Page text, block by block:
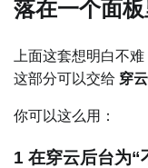
落在一个面板
上面这套想明白不
这部分可以交给 穿
你可以这么用：
1 在穿云后台为“